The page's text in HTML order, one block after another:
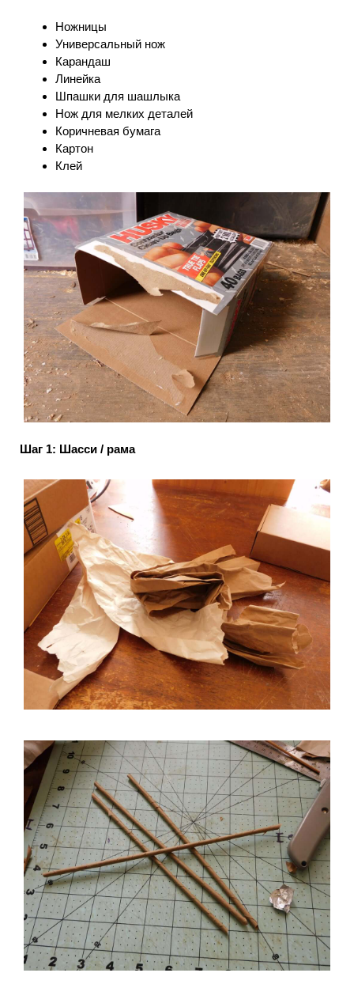
Ножницы
Универсальный нож
Карандаш
Линейка
Шпашки для шашлыка
Нож для мелких деталей
Коричневая бумага
Картон
Клей
Шаг 1: Шасси / рама